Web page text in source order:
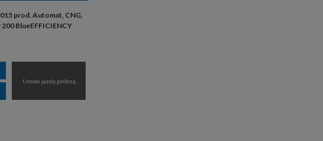
prod. Automat, CNG,
BlueEFFICIENCY
Umów jazdę próbną